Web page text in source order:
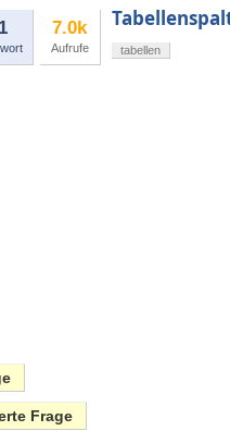
1 7.0k
Aufrufe tabellen
Frage